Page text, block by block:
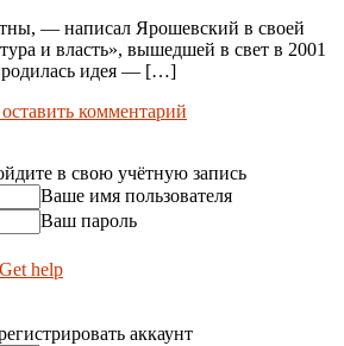
— написал Ярошевский в своей
и власть», вышедшей в свет в 2001
идея — […]
комментарий
в свою учётную запись
Ваше имя пользователя
Ваш пароль
help
аккаунт